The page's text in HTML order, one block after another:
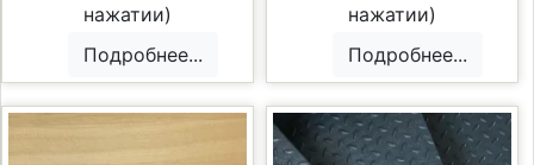
нажатии)
Подробнее...
нажатии)
Подробнее...